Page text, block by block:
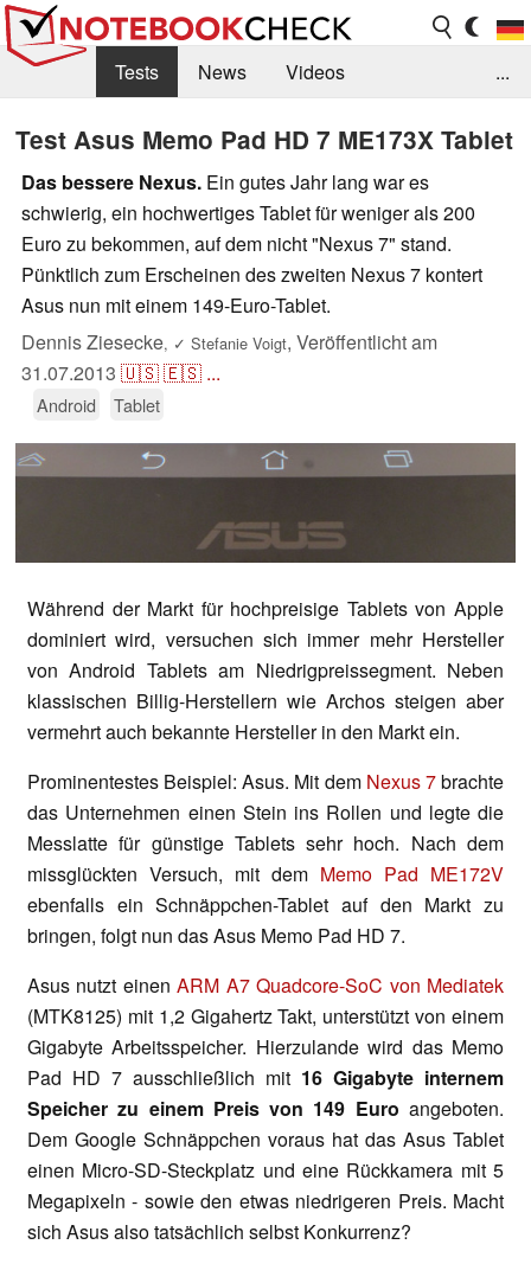
Tests News
Videos
Kaufberatung
Deals Suche
Jobs
Forum
...
Test Asus Memo Pad HD 7 ME173X Tablet
Das bessere Nexus. Ein gutes Jahr lang war es
schwierig, ein hochwertiges Tablet für weniger als 200
Euro zu bekommen, auf dem nicht "Nexus 7" stand.
Pünktlich zum Erscheinen des zweiten Nexus 7 kontert
Asus nun mit einem 149-Euro-Tablet.
Dennis Ziesecke, ✓ Stefanie Voigt, Veröffentlicht am
31.07.2013 🇺🇸🇪🇸 ...
Android Tablet
Während der Markt für hochpreisige Tablets von Apple
dominiert wird, versuchen sich immer mehr Hersteller
von Android Tablets am Niedrigpreissegment. Neben
klassischen Billig-Herstellern wie Archos steigen aber
vermehrt auch bekannte Hersteller in den Markt ein.
Prominentestes Beispiel: Asus. Mit dem Nexus 7brachte
das Unternehmen einen Stein ins Rollen und legte die
Messlatte für günstige Tablets sehr hoch. Nach dem
missglückten Versuch, mit dem Memo Pad ME172V
ebenfalls ein Schnäppchen-Tablet auf den Markt zu
bringen, folgt nun das Asus Memo Pad HD 7.
Asus nutzt einenARM A7 Quadcore-SoC von Mediatek
(MTK8125) mit 1,2 Gigahertz Takt, unterstützt von einem
Gigabyte Arbeitsspeicher. Hierzulande wird das Memo
Pad HD 7 ausschließlich mit 16 Gigabyte internem
Speicher zu einem Preis von 149 Euro angeboten.
Dem Google Schnäppchen voraus hat das Asus Tablet
einen Micro-SD-Steckplatz und eine Rückkamera mit 5
Megapixeln - sowie den etwas niedrigeren Preis. Macht
sich Asus also tatsächlich selbst Konkurrenz?